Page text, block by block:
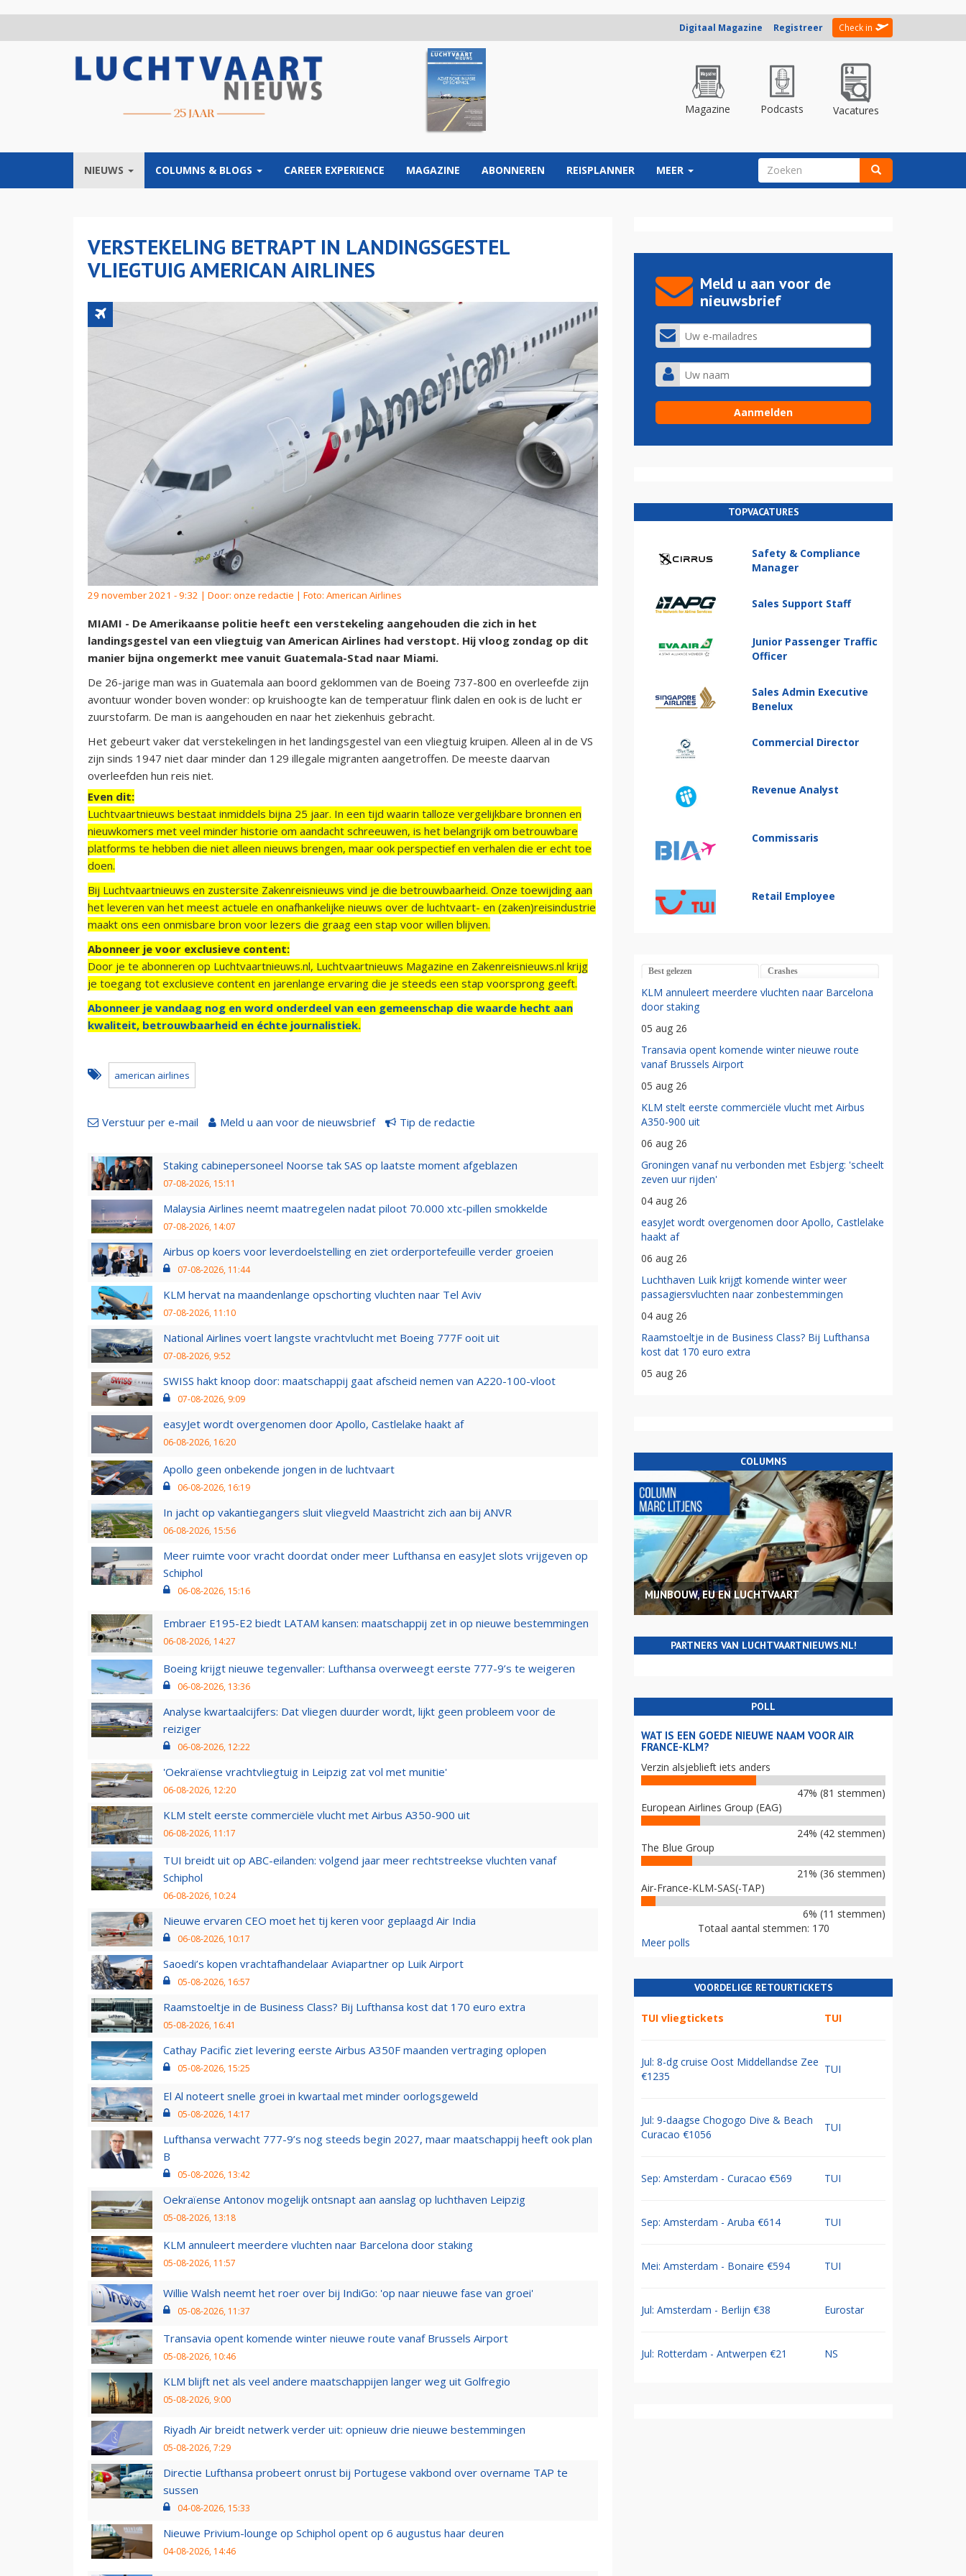
Digitaal Magazine Registreer Check in
Magazine Podcasts Vacatures
NIEUWS COLUMNS & BLOGS CAREER EXPERIENCE MAGAZINE ABONNEREN REISPLANNER MEER ZOEKVELD
VERSTEKELING BETRAPT IN LANDINGSGESTEL
VLIEGTUIG AMERICAN AIRLINES
29 november 2021 - 9:32 | Door: onze redactie | Foto: American Airlines
MIAMI - De Amerikaanse politie heeft een verstekeling aangehouden die zich in het
landingsgestel van een vliegtuig van American Airlines had verstopt. Hij vloog zondag op dit
manier bijna ongemerkt mee vanuit Guatemala-Stad naar Miami.
De 26-jarige man was in Guatemala aan boord geklommen van de Boeing 737-800 en overleefde zijn
avontuur wonder boven wonder: op kruishoogte kan de temperatuur flink dalen en ook is de lucht er
zuurstofarm. De man is aangehouden en naar het ziekenhuis gebracht.
Het gebeurt vaker dat verstekelingen in het landingsgestel van een vliegtuig kruipen. Alleen al in de VS
zijn sinds 1947 niet daar minder dan 129 illegale migranten aangetroffen. De meeste daarvan
overleefden hun reis niet.
Even dit:
Luchtvaartnieuws bestaat inmiddels bijna 25 jaar. In een tijd waarin talloze vergelijkbare bronnen en
nieuwkomers met veel minder historie om aandacht schreeuwen, is het belangrijk om betrouwbare
platforms te hebben die niet alleen nieuws brengen, maar ook perspectief en verhalen die er echt toe
doen.
Bij Luchtvaartnieuws en zustersite Zakenreisnieuws vind je die betrouwbaarheid. Onze toewijding aan
het leveren van het meest actuele en onafhankelijke nieuws over de luchtvaart- en (zaken)reisindustrie
maakt ons een onmisbare bron voor lezers die graag een stap voor willen blijven.
Abonneer je voor exclusieve content:
Door je te abonneren op Luchtvaartnieuws.nl, Luchtvaartnieuws Magazine en Zakenreisnieuws.nl krijg
je toegang tot exclusieve content en jarenlange ervaring die je steeds een stap voorsprong geeft.
Abonneer je vandaag nog en word onderdeel van een gemeenschap die waarde hecht aan
kwaliteit, betrouwbaarheid en échte journalistiek.
american airlines
Verstuur per e-mail Meld u aan voor de nieuwsbrief Tip de redactie
Staking cabinepersoneel Noorse tak SAS op laatste moment afgeblazen
07-08-2026, 15:11
Malaysia Airlines neemt maatregelen nadat piloot 70.000 xtc-pillen smokkelde
07-08-2026, 14:07
Airbus op koers voor leverdoelstelling en ziet orderportefeuille verder groeien
07-08-2026, 11:44
KLM hervat na maandenlange opschorting vluchten naar Tel Aviv
07-08-2026, 11:10
National Airlines voert langste vrachtvlucht met Boeing 777F ooit uit
07-08-2026, 9:52
SWISS hakt knoop door: maatschappij gaat afscheid nemen van A220-100-vloot
07-08-2026, 9:09
easyJet wordt overgenomen door Apollo, Castlelake haakt af
06-08-2026, 16:20
Apollo geen onbekende jongen in de luchtvaart
06-08-2026, 16:19
In jacht op vakantiegangers sluit vliegveld Maastricht zich aan bij ANVR
06-08-2026, 15:56
Meer ruimte voor vracht doordat onder meer Lufthansa en easyJet slots vrijgeven op
Schiphol
06-08-2026, 15:16
Embraer E195-E2 biedt LATAM kansen: maatschappij zet in op nieuwe bestemmingen
06-08-2026, 14:27
Boeing krijgt nieuwe tegenvaller: Lufthansa overweegt eerste 777-9’s te weigeren
06-08-2026, 13:36
Analyse kwartaalcijfers: Dat vliegen duurder wordt, lijkt geen probleem voor de
reiziger
06-08-2026, 12:22
'Oekraïense vrachtvliegtuig in Leipzig zat vol met munitie'
06-08-2026, 12:20
KLM stelt eerste commerciële vlucht met Airbus A350-900 uit
06-08-2026, 11:17
TUI breidt uit op ABC-eilanden: volgend jaar meer rechtstreekse vluchten vanaf
Schiphol
06-08-2026, 10:24
Nieuwe ervaren CEO moet het tij keren voor geplaagd Air India
06-08-2026, 10:17
Saoedi’s kopen vrachtafhandelaar Aviapartner op Luik Airport
05-08-2026, 16:57
Raamstoeltje in de Business Class? Bij Lufthansa kost dat 170 euro extra
05-08-2026, 16:41
Cathay Pacific ziet levering eerste Airbus A350F maanden vertraging oplopen
05-08-2026, 15:25
El Al noteert snelle groei in kwartaal met minder oorlogsgeweld
05-08-2026, 14:17
Lufthansa verwacht 777-9’s nog steeds begin 2027, maar maatschappij heeft ook plan
B
05-08-2026, 13:42
Oekraïense Antonov mogelijk ontsnapt aan aanslag op luchthaven Leipzig
05-08-2026, 13:18
KLM annuleert meerdere vluchten naar Barcelona door staking
05-08-2026, 11:57
Willie Walsh neemt het roer over bij IndiGo: 'op naar nieuwe fase van groei'
05-08-2026, 11:37
Transavia opent komende winter nieuwe route vanaf Brussels Airport
05-08-2026, 10:46
KLM blijft net als veel andere maatschappijen langer weg uit Golfregio
05-08-2026, 9:00
Riyadh Air breidt netwerk verder uit: opnieuw drie nieuwe bestemmingen
05-08-2026, 7:29
Directie Lufthansa probeert onrust bij Portugese vakbond over overname TAP te
sussen
04-08-2026, 15:33
Nieuwe Privium-lounge op Schiphol opent op 6 augustus haar deuren
04-08-2026, 14:46
Meld u aan voor de
nieuwsbrief
TOPVACATURES
Safety & Compliance
Manager
Sales Support Staff
Junior Passenger Traffic
Officer
Sales Admin Executive
Benelux
Commercial Director
Revenue Analyst
Commissaris
Retail Employee
Best gelezen Crashes
KLM annuleert meerdere vluchten naar Barcelona
door staking
05 aug 26
Transavia opent komende winter nieuwe route
vanaf Brussels Airport
05 aug 26
KLM stelt eerste commerciële vlucht met Airbus
A350-900 uit
06 aug 26
Groningen vanaf nu verbonden met Esbjerg: 'scheelt
zeven uur rijden'
04 aug 26
easyJet wordt overgenomen door Apollo, Castlelake
haakt af
06 aug 26
Luchthaven Luik krijgt komende winter weer
passagiersvluchten naar zonbestemmingen
04 aug 26
Raamstoeltje in de Business Class? Bij Lufthansa
kost dat 170 euro extra
05 aug 26
COLUMNS
MIJNBOUW, EU EN LUCHTVAART
PARTNERS VAN LUCHTVAARTNIEUWS.NL!
POLL
WAT IS EEN GOEDE NIEUWE NAAM VOOR AIR
FRANCE-KLM?
Verzin alsjeblieft iets anders
47% (81 stemmen)
European Airlines Group (EAG)
24% (42 stemmen)
The Blue Group
21% (36 stemmen)
Air-France-KLM-SAS(-TAP)
6% (11 stemmen)
Totaal aantal stemmen: 170
Meer polls
VOORDELIGE RETOURTICKETS
TUI vliegtickets TUI
Jul: 8-dg cruise Oost Middellandse Zee
€1235
TUI
Jul: 9-daagse Chogogo Dive & Beach
Curacao €1056
TUI
Sep: Amsterdam - Curacao €569 TUI
Sep: Amsterdam - Aruba €614 TUI
Mei: Amsterdam - Bonaire €594 TUI
Jul: Amsterdam - Berlijn €38 Eurostar
Jul: Rotterdam - Antwerpen €21 NS